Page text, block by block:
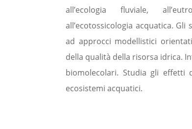
all’ecologia fluviale,
all’ecotossicologia acquatica.
ad approcci modellistici
della qualità della risorsa idrica.
biomolecolari. Studia gli effetti
ecosistemi acquatici.